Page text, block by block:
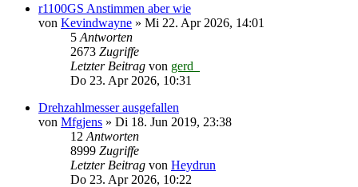
r1100GS Anstimmen aber wie
von Kevindwayne » Mi 22. Apr 2026, 14:01
5 Antworten
2673 Zugriffe
Letzter Beitrag von gerd_
Do 23. Apr 2026, 10:31
Drehzahlmesser ausgefallen
von Mfgjens » Di 18. Jun 2019, 23:38
12 Antworten
8999 Zugriffe
Letzter Beitrag von Heydrun
Do 23. Apr 2026, 10:22